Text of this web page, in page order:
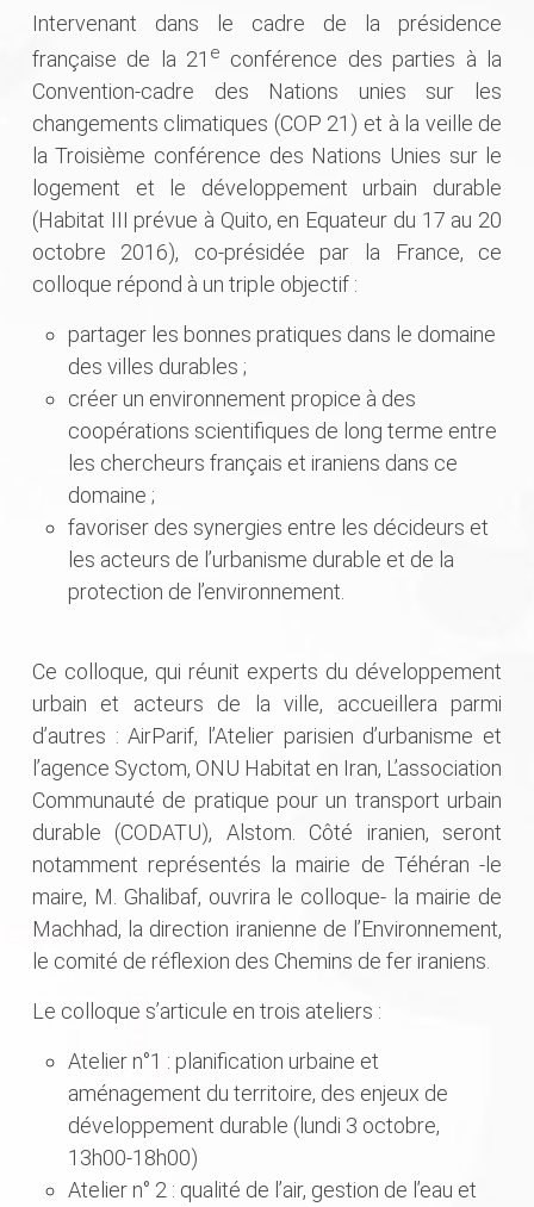
Intervenant dans le cadre de la présidence
française de la 21 e conférence des parties à la
Convention-cadre des Nations unies sur les
changements climatiques (COP 21) et à la veille de
la Troisième conférence des Nations Unies sur le
logement et le développement urbain durable
(Habitat III prévue à Quito, en Equateur du 17 au 20
octobre 2016), co-présidée par la France, ce
colloque répond à un triple objectif :
partager les bonnes pratiques dans le domaine
des villes durables ;
créer un environnement propice à des
coopérations scientifiques de long terme entre
les chercheurs français et iraniens dans ce
domaine ;
favoriser des synergies entre les décideurs et
les acteurs de l’urbanisme durable et de la
protection de l’environnement.
Ce colloque, qui réunit experts du développement
urbain et acteurs de la ville, accueillera parmi
d’autres : AirParif, l’Atelier parisien d’urbanisme et
l’agence Syctom, ONU Habitat en Iran, L’association
Communauté de pratique pour un transport urbain
durable (CODATU), Alstom. Côté iranien, seront
notamment représentés la mairie de Téhéran -le
maire, M. Ghalibaf, ouvrira le colloque- la mairie de
Machhad, la direction iranienne de l’Environnement,
le comité de réflexion des Chemins de fer iraniens.
Le colloque s’articule en trois ateliers :
Atelier n°1 : planification urbaine et
aménagement du territoire, des enjeux de
développement durable (lundi 3 octobre,
13h00-18h00)
Atelier n° 2 : qualité de l’air, gestion de l’eau et